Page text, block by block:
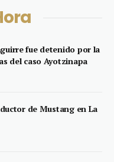
fue detenido por la
del caso Ayotzinapa
de Mustang en La